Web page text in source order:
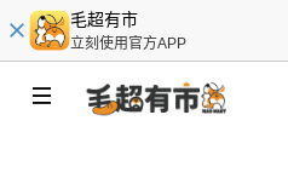
毛超有市
立刻使用官方APP